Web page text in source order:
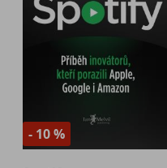
- 10 %